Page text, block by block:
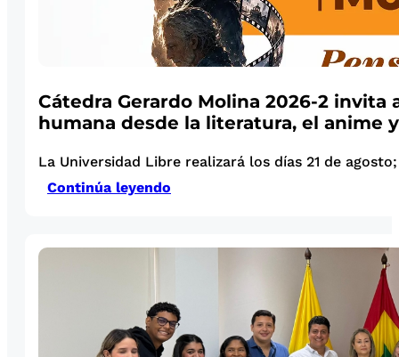
Cátedra Gerardo Molina 2026-2
humana desde la literatura, el anime
La Universidad Libre realizará los días 21 de agosto;
Continúa leyendo